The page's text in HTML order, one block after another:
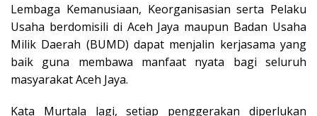
Lembaga Kemanusiaan, Keorganisasian serta Pelaku
Usaha berdomisili di Aceh Jaya maupun Badan Usaha
Milik Daerah (BUMD) dapat menjalin kerjasama yang
baik guna membawa manfaat nyata bagi seluruh
masyarakat Aceh Jaya.
Kata Murtala lagi, setiap penggerakan diperlukan